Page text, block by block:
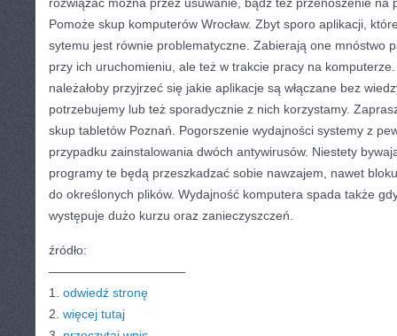
Pomoże skup komputerów Wrocław. Zbyt sporo aplikacji,
sytemu jest równie problematyczne. Zabierają one mnóstwo
przy ich uruchomieniu, ale też w trakcie pracy na
należałoby przyjrzeć się jakie aplikacje są włączane bez
potrzebujemy lub też sporadycznie z nich korzystamy.
skup tabletów Poznań. Pogorszenie wydajności systemy z
przypadku zainstalowania dwóch antywirusów. Niestety
programy te będą przeszkadzać sobie nawzajem, nawet
do określonych plików. Wydajność komputera spada także
występuje dużo kurzu oraz zanieczyszczeń.
źródło:
———————————
1. odwiedź stronę
2. więcej tutaj